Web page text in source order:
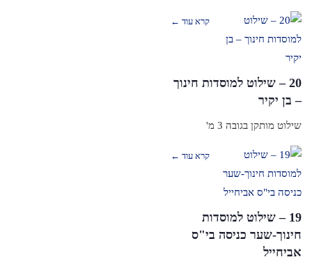
קרא עוד ←
20 – שילוט למוסדות חינוך
– בן יקיר
שילוט מותקן בגובה 3 מ'
קרא עוד ←
19 – שילוט למוסדות
חינוך-שער כניסה בי"ס
אביחייל